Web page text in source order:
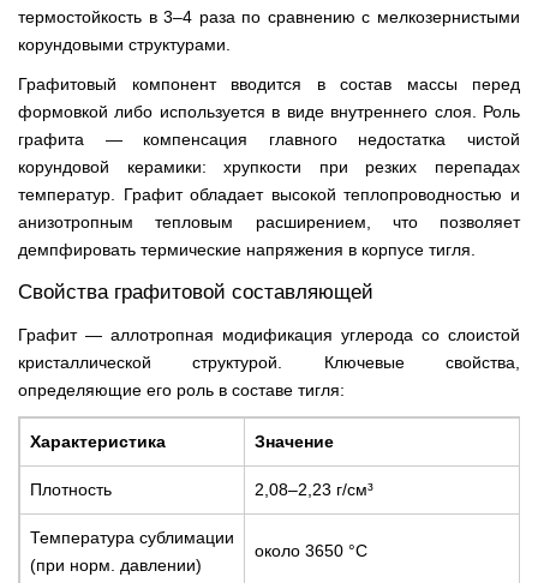
термостойкость в 3–4 раза по сравнению с мелкозернистыми
корундовыми структурами.
Графитовый компонент вводится в состав массы перед
формовкой либо используется в виде внутреннего слоя. Роль
графита — компенсация главного недостатка чистой
корундовой керамики: хрупкости при резких перепадах
температур. Графит обладает высокой теплопроводностью и
анизотропным тепловым расширением, что позволяет
демпфировать термические напряжения в корпусе тигля.
Свойства графитовой составляющей
Графит — аллотропная модификация углерода со слоистой
кристаллической структурой. Ключевые свойства,
определяющие его роль в составе тигля:
Характеристика Значение
Плотность 2,08–2,23 г/см³
Температура сублимации
(при норм. давлении)
около 3650 °С